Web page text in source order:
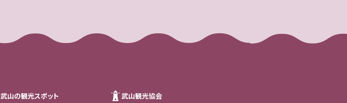
武山の観光スポット 武山観光協会